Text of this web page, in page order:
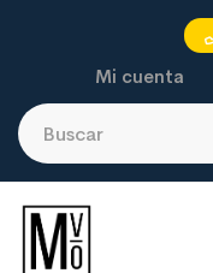
Mi cuenta